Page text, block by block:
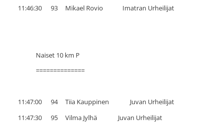
11:46:30 93 Mikael Rovio Imatran Urheilijat
Naiset 10 km P
==============
11:47:00 94 Tiia Kauppinen Juvan Urheilijat
11:47:30 95 Vilma Jylhä Juvan Urheilijat